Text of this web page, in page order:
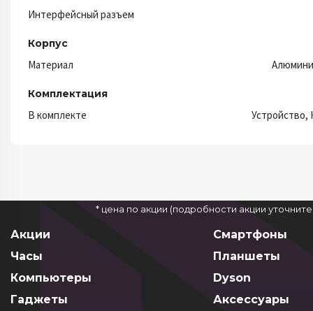
Интерфейсный разъем
Корпус
Материал
Комплектация
В комплекте Устройство,
* цена по акции (подробности акции
Акции
Смартфоны
Часы
Планшеты
Компьютеры
Dyson
Гаджеты
Аксессуары